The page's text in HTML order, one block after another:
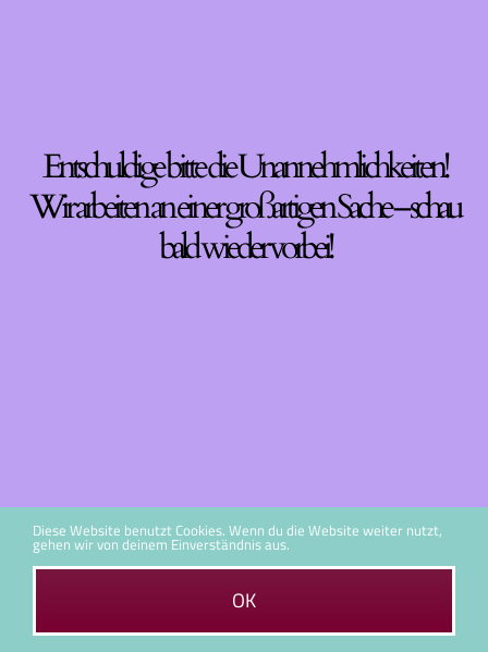
Entschuldige bitte die Unannehmlichkeiten!
Wir arbeiten an einer großartigen Sache – schau
bald wieder vorbei!
Diese Website benutzt Cookies. Wenn du die Website weiter nutzt,
gehen wir von deinem Einverständnis aus.
OK